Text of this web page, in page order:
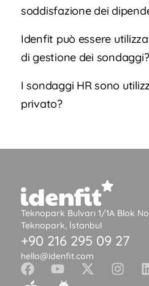
soddisfazione dei
Idenfit può essere
di gestione dei sondaggi?
I sondaggi HR sono
privato?
Teknopark Bulvarı 1/1A Blok
Teknopark, İstanbul
+90 216 295 09 27
hello@idenfit.com